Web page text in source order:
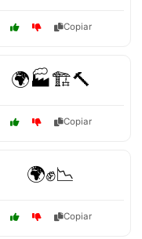
Copiar
🌍🏭🏗️🔨
Copiar
🌍✊📉
Copiar